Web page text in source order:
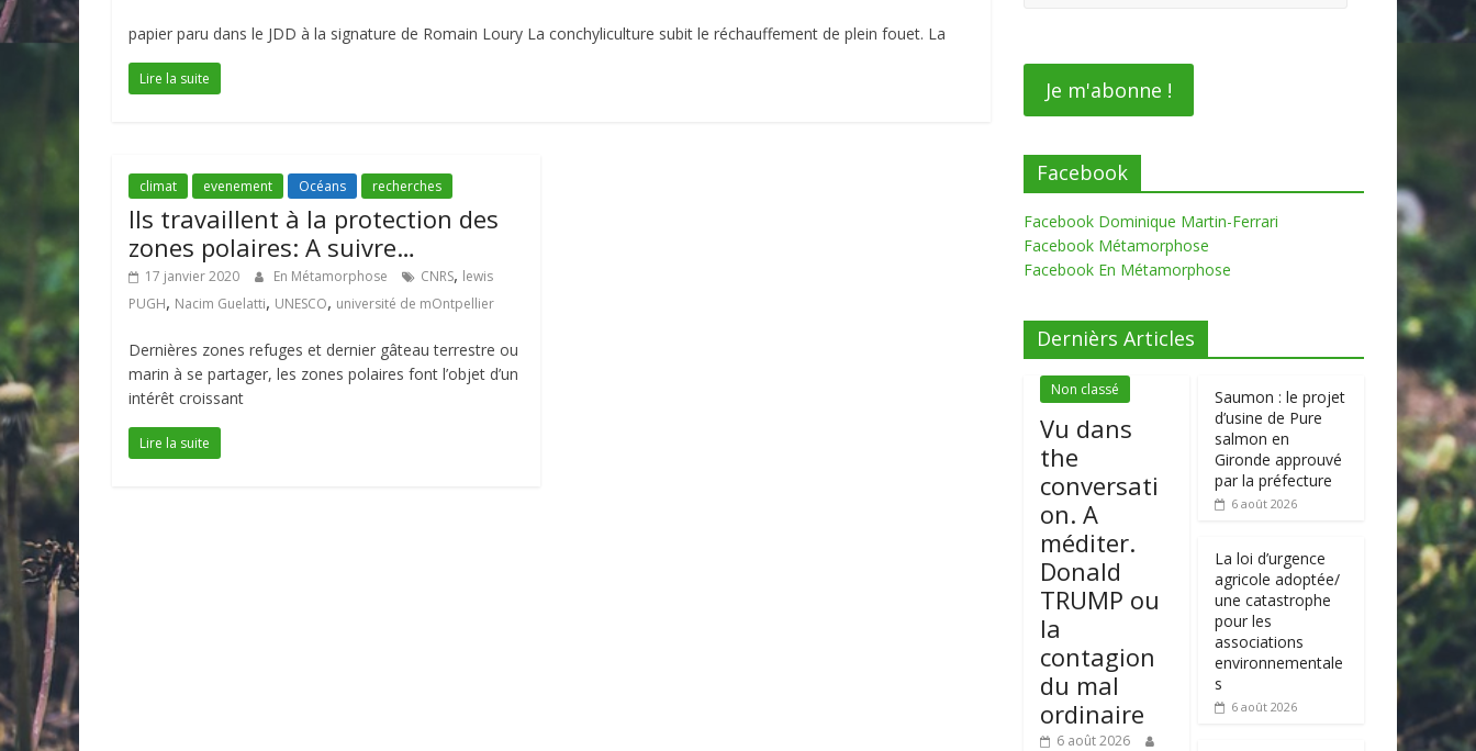
papier paru dans le JDD à la signature de Romain Loury La conchyliculture subit le réchauffement de plein fouet. La
Lire la suite
climat evenement Océans recherches
Ils travaillent à la protection des
zones polaires: A suivre…
17 janvier 2020 En Métamorphose CNRS, lewis
PUGH, Nacim Guelatti, UNESCO, université de mOntpellier
Dernières zones refuges et dernier gâteau terrestre ou
marin à se partager, les zones polaires font l’objet d’un
intérêt croissant
Lire la suite
Facebook
Facebook Dominique Martin-Ferrari
Facebook Métamorphose
Facebook En Métamorphose
Dernièrs Articles
Non classé
Vu dans
the
conversati
on. A
méditer.
Donald
TRUMP ou
la
contagion
du mal
ordinaire
6 août 2026
Saumon : le projet
d’usine de Pure
salmon en
Gironde approuvé
par la préfecture
6 août 2026
La loi d’urgence
agricole adoptée/
une catastrophe
pour les
associations
environnementale
s
6 août 2026